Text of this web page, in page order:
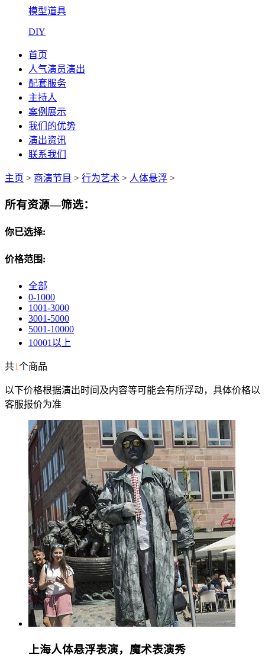
模型道具
DIY
首页
人气演员演出
配套服务
主持人
案例展示
我们的优势
演出资讯
联系我们
主页 > 商演节目 > 行为艺术 > 人体悬浮 >
所有资源—筛选：
你已选择:
价格范围:
全部
0-1000
1001-3000
3001-5000
5001-10000
10001以上
共1个商品
以下价格根据演出时间及内容等可能会有所浮动，具体价格以
客服报价为准
上海人体悬浮表演，魔术表演秀